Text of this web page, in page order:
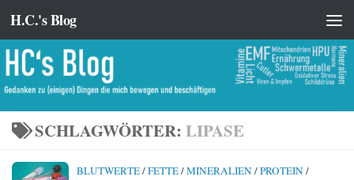
Zum Inhalt springen
H.C.'s Blog
SCHLAGWÖRTER: LIPASE
BLUTWERTE/FETTE/MINERALIEN /PROTEIN /